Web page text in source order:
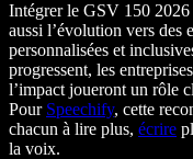
Intégrer le GSV 150 2026
aussi l’évolution vers des
personnalisées et
progressent, les
l’impact joueront un rôle
Pour Speechify, cette
chacun à lire plus, écrire
la voix.